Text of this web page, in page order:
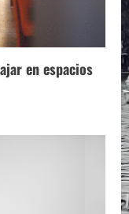
en espacios